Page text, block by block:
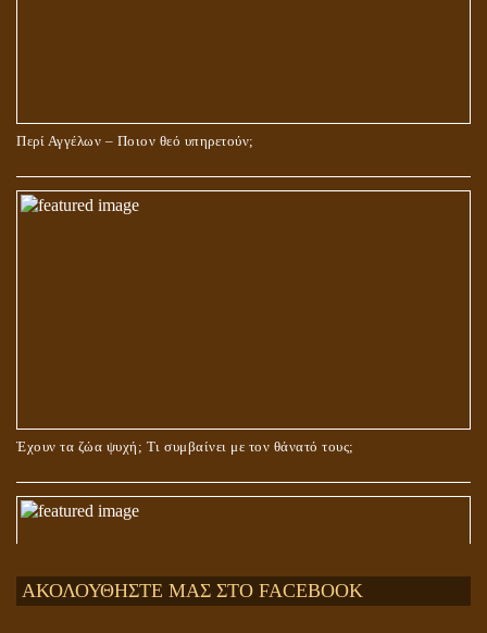
Περί Αγγέλων – Ποιον θεό υπηρετούν;
Έχουν τα ζώα ψυχή; Τι συμβαίνει με τον θάνατό τους;
ΑΚΟΛΟΥΘΗΣΤΕ ΜΑΣ ΣΤΟ FACEBOOK